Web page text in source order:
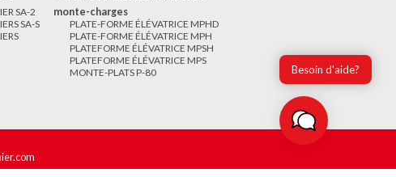
SA-2
SA-S
monte-charges
PLATE-FORME ÉLÉVATRICE MPHD
PLATE-FORME ÉLÉVATRICE MPH
PLATEFORME ÉLÉVATRICE MPSH
PLATEFORME ÉLÉVATRICE MPS
MONTE-PLATS P-80
Besoin d'aide?